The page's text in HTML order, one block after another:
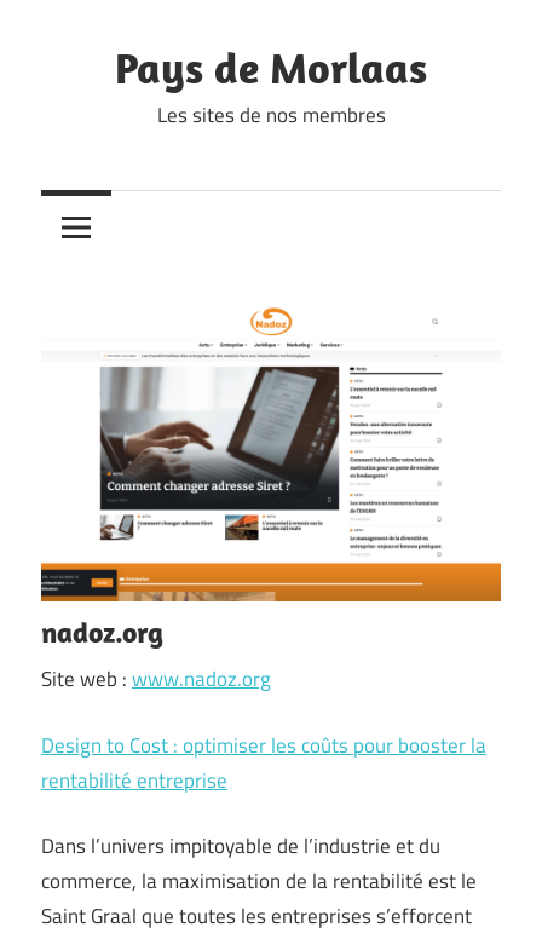
Pays de Morlaas
Les sites de nos membres
nadoz.org
Site web :www.nadoz.org
Design to Cost : optimiser les coûts pour booster la
rentabilité entreprise
Dans l’univers impitoyable de l’industrie et du
commerce, la maximisation de la rentabilité est le
Saint Graal que toutes les entreprises s’efforcent